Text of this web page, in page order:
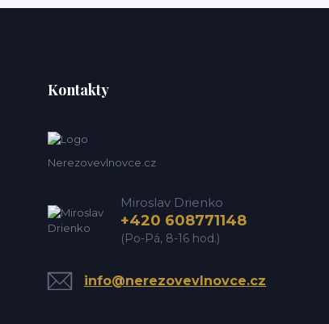
Kontakty
Nerezovevlnovce.cz
Miroslav Drienko
+420 608771148
(Po-Pá, 8-16 hod.)
info@nerezovevlnovce.cz